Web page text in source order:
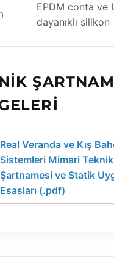
EPDM conta ve
dayanıklı silikon
Real Veranda ve Kış
Sistemleri Mimari Teknik
Şartnamesi ve Statik
Esasları (.pdf)